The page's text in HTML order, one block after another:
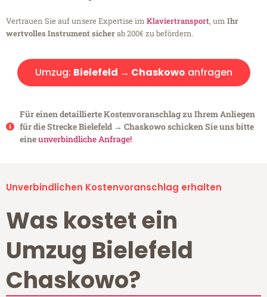
Vertrauen Sie auf unsere Expertise im Klaviertransport, um Ihr
wertvolles Instrument sicherab 200€ zu befördern.
Umzug: Bielefeld → Chaskowo anfragen
Für einen detaillierte Kostenvoranschlag zu Ihrem Anliegen
für die Strecke Bielefeld → Chaskowo schicken Sie uns bitte
eineunverbindliche Anfrage!
Unverbindlichen Kostenvoranschlag erhalten
Was kostet ein
Umzug Bielefeld
Chaskowo?